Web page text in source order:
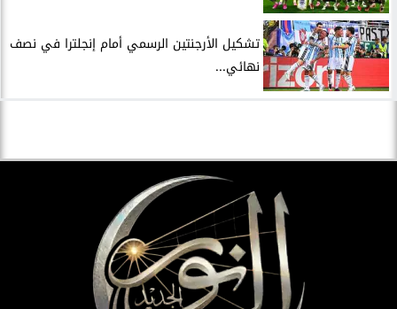
تشكيل الأرجنتين الرسمي أمام إنجلترا في نصف
نهائي...